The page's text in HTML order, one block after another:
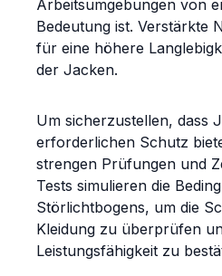
Arbeitsumgebungen von
Bedeutung ist. Verstärkte
für eine höhere
der Jacken.
Um sicherzustellen, dass
erforderlichen Schutz
strengen Prüfungen und
Tests simulieren die
Störlichtbogens, um die
Kleidung zu überprüfen
Leistungsfähigkeit zu